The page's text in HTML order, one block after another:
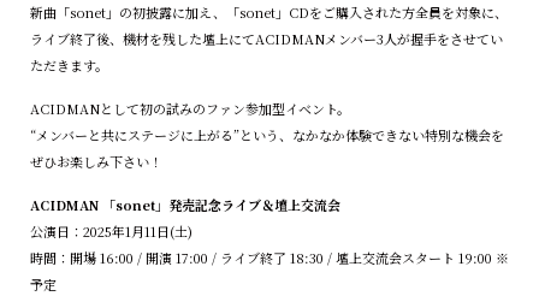
新曲「sonet」の初披露に加え、「sonet」CDをご購入された方全員を対象に、
ライブ終了後、機材を残した壇上にてACIDMANメンバー3人が握手をさせてい
ただきます。
ACIDMANとして初の試みのファン参加型イベント。
“メンバーと共にステージに上がる”という、なかなか体験できない特別な機会を
ぜひお楽しみ下さい！
ACIDMAN 「sonet」発売記念ライブ＆壇上交流会
公演日：2025年1月11日(土)
時間：開場 16:00 / 開演 17:00 / ライブ終了 18:30 / 壇上交流会スタート 19:00 ※
予定